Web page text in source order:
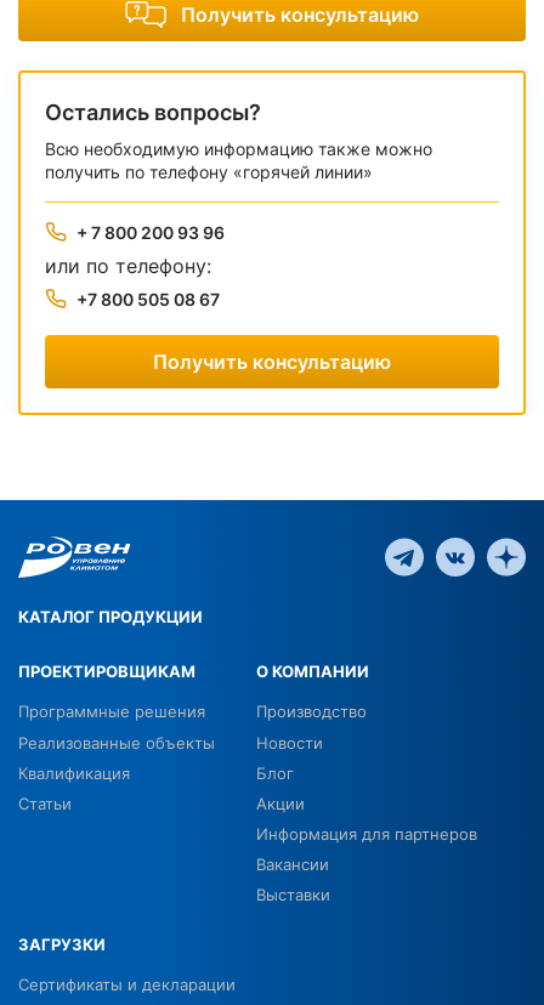
Получить консультацию
Остались вопросы?
Всю необходимую информацию также можно
получить по телефону «горячей линии»
+ 7 800 200 93 96
или по телефону:
+7 800 505 08 67
Получить консультацию
КАТАЛОГ ПРОДУКЦИИ
ПРОЕКТИРОВЩИКАМ
Программные решения
Реализованные объекты
Квалификация
Статьи
О КОМПАНИИ
Производство
Новости
Блог
Акции
Информация для партнеров
Вакансии
Выставки
ЗАГРУЗКИ
Сертификаты и декларации